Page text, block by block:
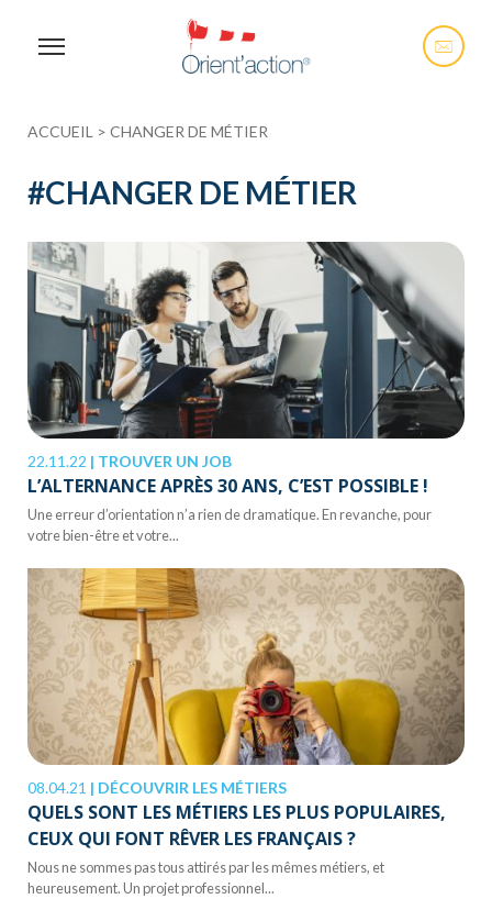
ACCUEIL > CHANGER DE MÉTIER
#CHANGER DE MÉTIER
22.11.22 | TROUVER UN JOB
L’ALTERNANCE APRÈS 30 ANS, C’EST POSSIBLE !
Une erreur d’orientation n’a rien de dramatique. En revanche, pour
votre bien-être et votre...
08.04.21 | DÉCOUVRIR LES MÉTIERS
QUELS SONT LES MÉTIERS LES PLUS POPULAIRES,
CEUX QUI FONT RÊVER LES FRANÇAIS ?
Nous ne sommes pas tous attirés par les mêmes métiers, et
heureusement. Un projet professionnel...